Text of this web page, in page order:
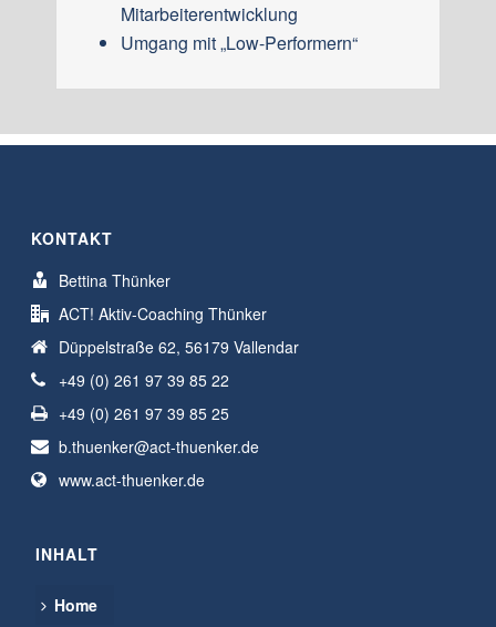
Mitarbeiterentwicklung
Umgang mit „Low-Performern“
KONTAKT
Bettina Thünker
ACT! Aktiv-Coaching Thünker
Düppelstraße 62, 56179 Vallendar
+49 (0) 261 97 39 85 22
+49 (0) 261 97 39 85 25
b.thuenker@act-thuenker.de
www.act-thuenker.de
INHALT
Home